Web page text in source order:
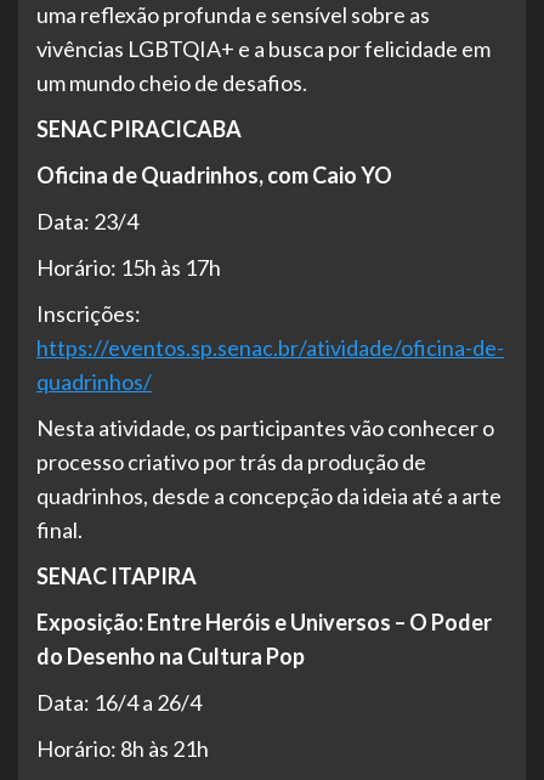
uma reflexão profunda e sensível sobre as
vivências LGBTQIA+ e a busca por felicidade em
um mundo cheio de desafios.
SENAC PIRACICABA
Oficina de Quadrinhos, com Caio YO
Data: 23/4
Horário: 15h às 17h
Inscrições:
https://eventos.sp.senac.br/atividade/oficina-de-
quadrinhos/
Nesta atividade, os participantes vão conhecer o
processo criativo por trás da produção de
quadrinhos, desde a concepção da ideia até a arte
final.
SENAC ITAPIRA
Exposição: Entre Heróis e Universos – O Poder
do Desenho na Cultura Pop
Data: 16/4 a 26/4
Horário: 8h às 21h